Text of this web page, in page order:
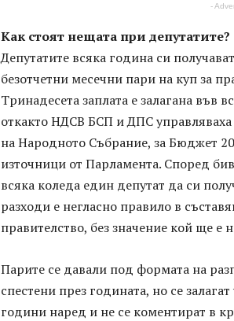
-
Как стоят нещата при депутатите?
Депутатите всяка година си
безотчетни месечни пари на куп за
Тринадесета заплата е залагана във
откакто НДСВ БСП и ДПС управляваха
на Народното Събрание, за Бюджет
източници от Парламента. Според
всяка коледа един депутат да си
разходи е негласно правило в
правителство, без значение кой ще е
Парите се давали под формата на
спестени през годината, но се
години наред и не се коментират в